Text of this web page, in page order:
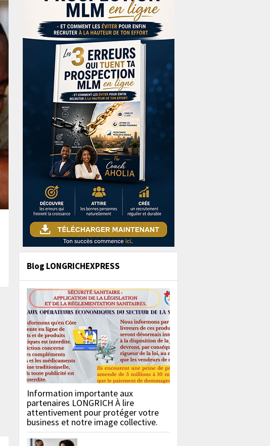
Blog LONGRICHEXPRESS
Information importante aux
partenaires LONGRICH À lire
attentivement pour protéger votre
business et notre image collective.